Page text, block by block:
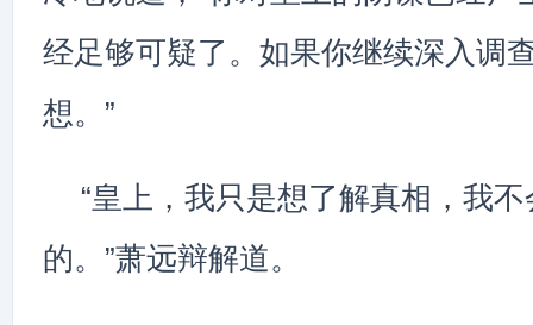
经足够可疑了。如果你继续深入调
想。”
“皇上，我只是想了解真相，我
的。”萧远辩解道。